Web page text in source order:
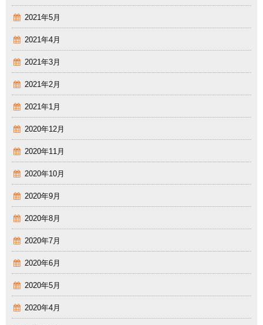
2021年5月
2021年4月
2021年3月
2021年2月
2021年1月
2020年12月
2020年11月
2020年10月
2020年9月
2020年8月
2020年7月
2020年6月
2020年5月
2020年4月